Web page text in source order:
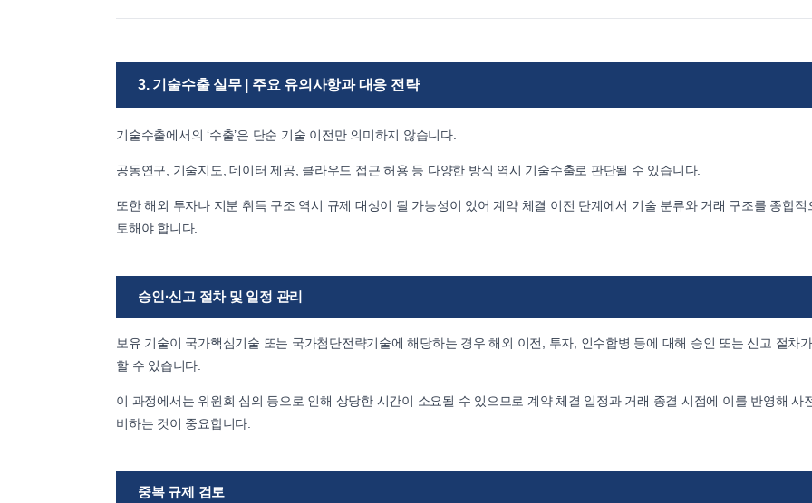
3. 기술수출 실무 | 주요 유의사항과 대응 전략
기술수출에서의 ‘수출’은 단순 기술 이전만 의미하지 않습니다.
공동연구, 기술지도, 데이터 제공, 클라우드 접근 허용 등 다양한 방식 역시 기술수출로 판단될 수 있습니다.
또한 해외 투자나 지분 취득 구조 역시 규제 대상이 될 가능성이 있어 계약 체결 이전 단계에서 기술 분류와 거래 구조를 종합적
토해야 합니다.
승인·신고 절차 및 일정 관리
보유 기술이 국가핵심기술 또는 국가첨단전략기술에 해당하는 경우 해외 이전, 투자, 인수합병 등에 대해 승인 또는 신고 절차
할 수 있습니다.
이 과정에서는 위원회 심의 등으로 인해 상당한 시간이 소요될 수 있으므로 계약 체결 일정과 거래 종결 시점에 이를 반영해 사
비하는 것이 중요합니다.
중복 규제 검토